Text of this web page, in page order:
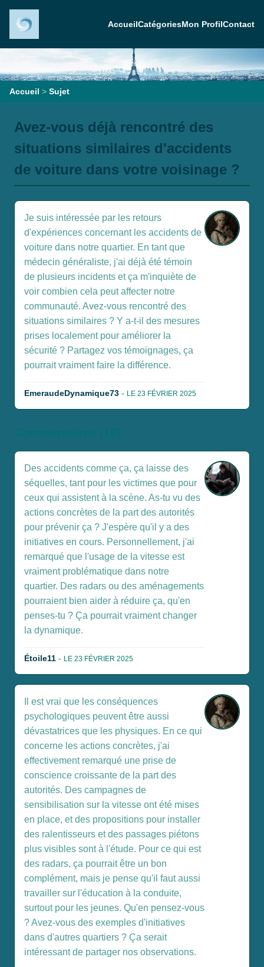
AccueilCatégoriesMon ProfilContact
Accueil > Sujet
Avez-vous déjà rencontré des
situations similaires d'accidents
de voiture dans votre voisinage ?
Je suis intéressée par les retours
d'expériences concernant les accidents de
voiture dans notre quartier. En tant que
médecin généraliste, j'ai déjà été témoin
de plusieurs incidents et ça m'inquiète de
voir combien cela peut affecter notre
communauté. Avez-vous rencontré des
situations similaires ? Y a-t-il des mesures
prises localement pour améliorer la
sécurité ? Partagez vos témoignages, ça
pourrait vraiment faire la différence.
EmeraudeDynamique73 - LE 23 FÉVRIER 2025
Commentaires (16)
Des accidents comme ça, ça laisse des
séquelles, tant pour les victimes que pour
ceux qui assistent à la scène. As-tu vu des
actions concrètes de la part des autorités
pour prévenir ça ? J'espère qu'il y a des
initiatives en cours. Personnellement, j'ai
remarqué que l'usage de la vitesse est
vraiment problématique dans notre
quartier. Des radars ou des aménagements
pourraient bien aider à réduire ça, qu'en
penses-tu ? Ça pourrait vraiment changer
la dynamique.
Étoile11 - LE 23 FÉVRIER 2025
Il est vrai que les conséquences
psychologiques peuvent être aussi
dévastatrices que les physiques. En ce qui
concerne les actions concrètes, j'ai
effectivement remarqué une prise de
conscience croissante de la part des
autorités. Des campagnes de
sensibilisation sur la vitesse ont été mises
en place, et des propositions pour installer
des ralentisseurs et des passages piétons
plus visibles sont à l'étude. Pour ce qui est
des radars, ça pourrait être un bon
complément, mais je pense qu'il faut aussi
travailler sur l'éducation à la conduite,
surtout pour les jeunes. Qu'en pensez-vous
? Avez-vous des exemples d'initiatives
dans d'autres quartiers ? Ça serait
intéressant de partager nos observations.